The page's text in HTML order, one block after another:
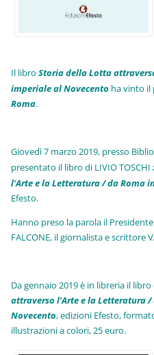
Il libroStoria della Lotta
imperiale al Novecento ha vinto
Roma.
Giovedì 7 marzo 2019, presso
presentato il libro di LIVIO TOSCHI
l'Arte e la Letteratura / da Roma
Efesto.
Hanno preso la parola il Presidente
FALCONE, il giornalista e scrittore
Da gennaio 2019 è in libreria il
attraverso l'Arte e la Letteratura
Novecento, edizioni Efesto,
illustrazioni a colori, 25 euro.